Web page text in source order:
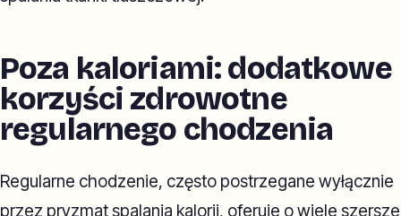
Poza kaloriami: dodatkowe
korzyści zdrowotne
regularnego chodzenia
Regularne chodzenie, często postrzegane wyłącznie
przez pryzmat spalania kalorii, oferuje o wiele szersze